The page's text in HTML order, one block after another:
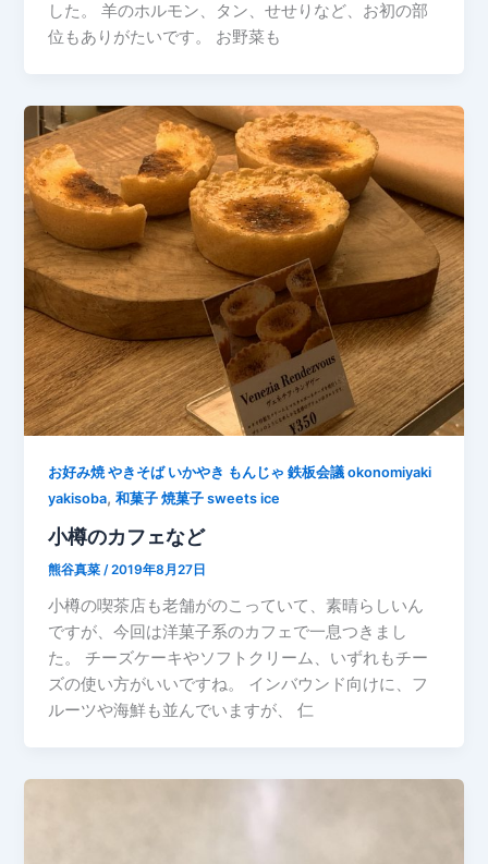
した。 羊のホルモン、タン、せせりなど、お初の部
位もありがたいです。 お野菜も
お好み焼 やきそば いかやき もんじゃ 鉄板会議 okonomiyaki
yakisoba,和菓子 焼菓子 sweets ice
小樽のカフェなど
熊谷真菜/2019年8月27日
小樽の喫茶店も老舗がのこっていて、素晴らしいん
ですが、今回は洋菓子系のカフェで一息つきまし
た。 チーズケーキやソフトクリーム、いずれもチー
ズの使い方がいいですね。 インバウンド向けに、フ
ルーツや海鮮も並んでいますが、 仁